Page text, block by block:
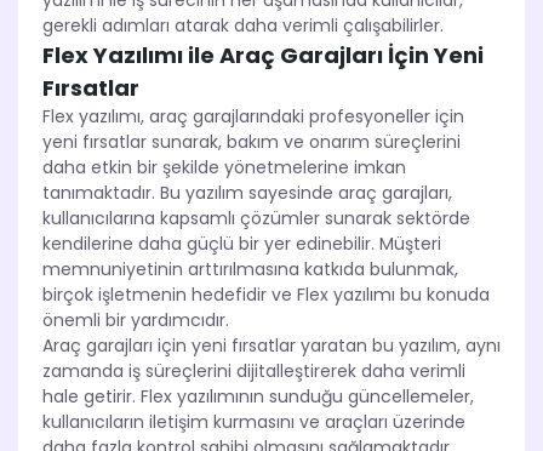
gerekli adımları atarak daha verimli çalışabilirler.
Flex Yazılımı ile Araç Garajları İçin Yeni
Fırsatlar
Flex yazılımı, araç garajlarındaki profesyoneller için
yeni fırsatlar sunarak, bakım ve onarım süreçlerini
daha etkin bir şekilde yönetmelerine imkan
tanımaktadır. Bu yazılım sayesinde araç garajları,
kullanıcılarına kapsamlı çözümler sunarak sektörde
kendilerine daha güçlü bir yer edinebilir. Müşteri
memnuniyetinin arttırılmasına katkıda bulunmak,
birçok işletmenin hedefidir ve Flex yazılımı bu konuda
önemli bir yardımcıdır.
Araç garajları için yeni fırsatlar yaratan bu yazılım, aynı
zamanda iş süreçlerini dijitalleştirerek daha verimli
hale getirir. Flex yazılımının sunduğu güncellemeler,
kullanıcıların iletişim kurmasını ve araçları üzerinde